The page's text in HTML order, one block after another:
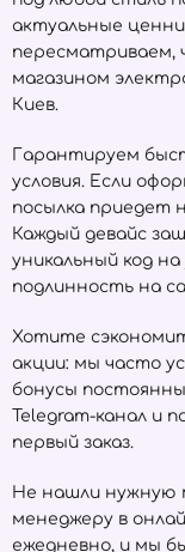
актуальные
пересматриваем,
магазином
Киев.
Гарантируем
условия. Если
посылка приедет
Каждый девайс
уникальный код
подлинность на
Хотите
акции: мы часто
бонусы
Telegram-канал и
первый заказ.
Не нашли нужную
менеджеру в
ежедневно, и мы